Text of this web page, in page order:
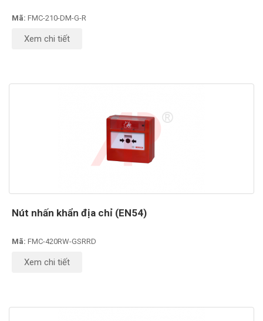
Mã: FMC-210-DM-G-R
Xem chi tiết
Nút nhấn khẩn địa chỉ (EN54)
Mã: FMC-420RW-GSRRD
Xem chi tiết